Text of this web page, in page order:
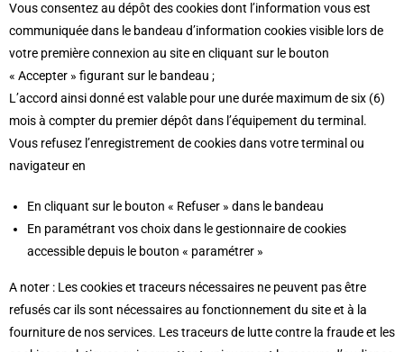
Vous consentez au dépôt des cookies dont l’information vous est
communiquée dans le bandeau d’information cookies visible lors de
votre première connexion au site en cliquant sur le bouton
« Accepter » figurant sur le bandeau ;
L’accord ainsi donné est valable pour une durée maximum de six (6)
mois à compter du premier dépôt dans l’équipement du terminal.
Vous refusez l’enregistrement de cookies dans votre terminal ou
navigateur en
En cliquant sur le bouton « Refuser » dans le bandeau
En paramétrant vos choix dans le gestionnaire de cookies
accessible depuis le bouton « paramétrer »
A noter : Les cookies et traceurs nécessaires ne peuvent pas être
refusés car ils sont nécessaires au fonctionnement du site et à la
fourniture de nos services. Les traceurs de lutte contre la fraude et les